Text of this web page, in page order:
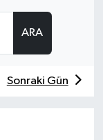
ARA
Sonraki Gün